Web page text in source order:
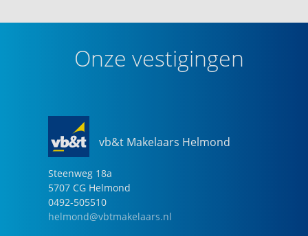
Onze vestigingen
vb&t Makelaars Helmond
Steenweg 18a
5707 CG Helmond
0492-505510
helmond@vbtmakelaars.nl